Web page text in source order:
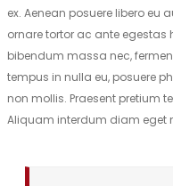
ex. Aenean posuere libero eu
ornare tortor ac ante egestas
bibendum massa nec,
tempus in nulla eu, posuere
non mollis. Praesent pretium
Aliquam interdum diam eget